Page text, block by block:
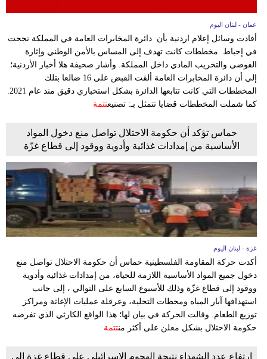
عمان - لبنان اليوم
أفادت وسائل إعلام اردنية بأن دائرة المخابرات العامة في المملكة نجحت
في إحباط مخططات كانت تهدف إلى المساس بالأمن الوطني وإثارة
الفوضى والتخريب المادي داخل المملكة. وأشار صحيفة هلا أخبار الأردنية؛
إلي أن دائرة المخابرات العامة ألقت القبض على 16 ضالعا بتلك
المخططات التي كانت تتابعها الدائرة بشكل استخباري دقيق منذ عام 2021.
كما شملت المخططات قضايا تتمثل بـ: تصنيعتتمة
حماس تؤكد أن حكومة الاحتلال تواصل منع دخول المواد
الأساسية من إمدادات غذائية وأدوية ووقود إلى قطاع غزّة
غزة - لبنان اليوم
أكدت حركة المقاومة الفلسطينية حماس أن حكومة الاحتلال تواصل منع
دخول جميع المواد الأساسية اللازمة للحياة، من إمدادات غذائية وأدوية
ووقود إلى قطاع غزّة وذلك للأسبوع السابع على التوالي ، إلى جانب
استهدافها آبار المياه ومحطات التحلية، وعرقلة عمليات الإغاثة ومراكز
توزيع الطعام. وقالت الحركة في بيان لها؛ هذا الواقع الكارثي الذي تفرضه
حكومة الاحتلال بشكل معلن على أكثر منتتمة
إرتفاع عدد الشهداء نتيجة الهجوم الإسرائيلي على قطاع غزة إلى